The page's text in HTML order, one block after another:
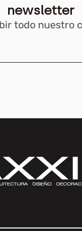
newsletter
todo nuestro